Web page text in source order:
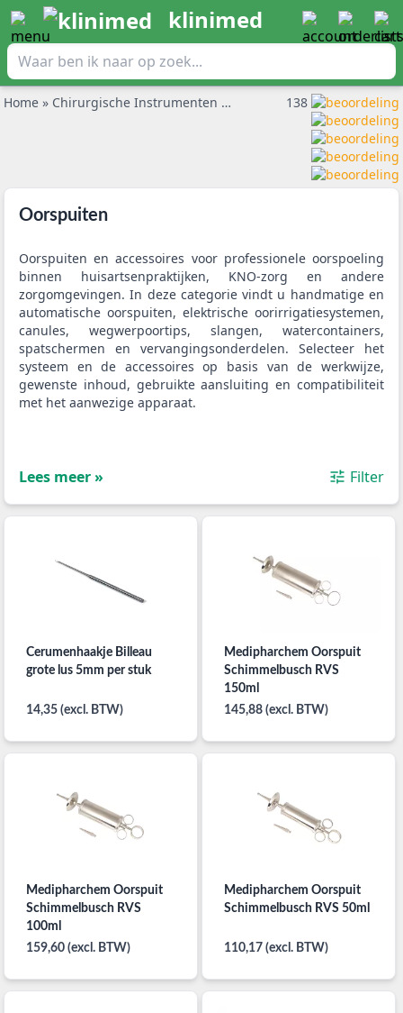
klinimed
Home » Chirurgische Instrumenten » Oorspuiten
138
Oorspuiten
Oorspuiten en accessoires voor professionele oorspoeling
binnen huisartsenpraktijken, KNO-zorg en andere
zorgomgevingen. In deze categorie vindt u handmatige en
automatische oorspuiten, elektrische oorirrigatiesystemen,
canules, wegwerpoortips, slangen, watercontainers,
spatschermen en vervangingsonderdelen. Selecteer het
systeem en de accessoires op basis van de werkwijze,
gewenste inhoud, gebruikte aansluiting en compatibiliteit
met het aanwezige apparaat.
Lees meer » Filter
Cerumenhaakje Billeau
grote lus 5mm per stuk
14,35 (excl. BTW)
Medipharchem Oorspuit
Schimmelbusch RVS
150ml
145,88 (excl. BTW)
Medipharchem Oorspuit
Schimmelbusch RVS
100ml
159,60 (excl. BTW)
Medipharchem Oorspuit
Schimmelbusch RVS 50ml
110,17 (excl. BTW)